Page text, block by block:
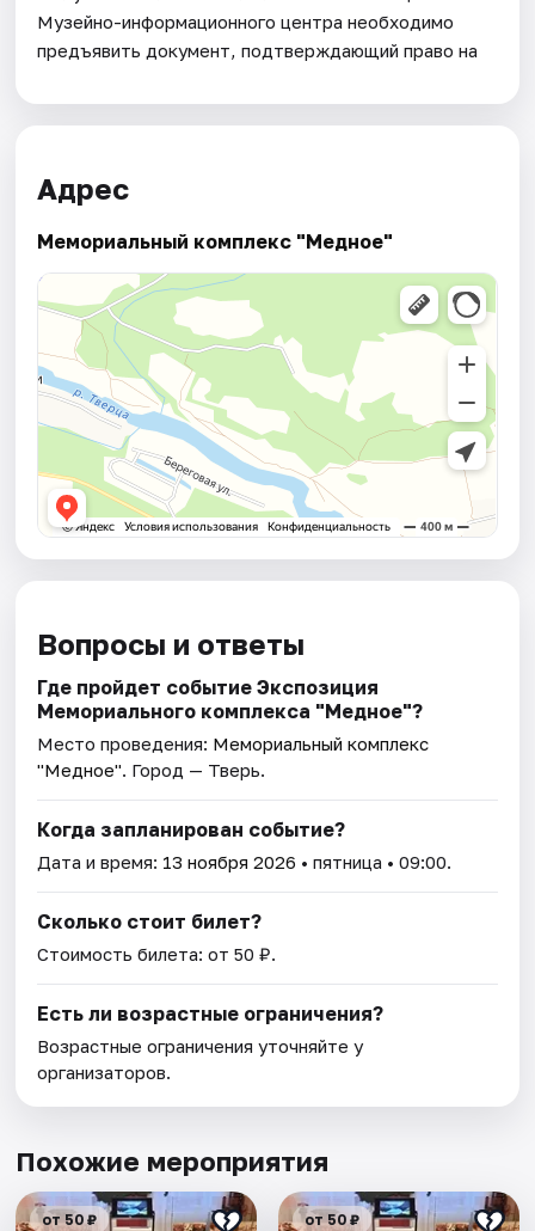
Музейно-информационного центра необходимо
предъявить документ, подтверждающий право на
Адрес
Мемориальный комплекс "Медное"
Вопросы и ответы
Где пройдет событие Экспозиция
Мемориального комплекса "Медное"?
Место проведения: Мемориальный комплекс
"Медное". Город — Тверь.
Когда запланирован событие?
Дата и время: 13 ноября 2026 • пятница • 09:00.
Сколько стоит билет?
Стоимость билета: от 50 ₽.
Есть ли возрастные ограничения?
Возрастные ограничения уточняйте у
организаторов.
Похожие мероприятия
от 50 ₽ от 50 ₽